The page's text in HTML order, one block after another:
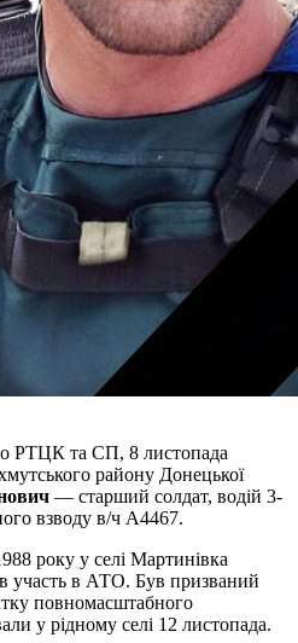
РТЦК та СП, 8 листопада
району Донецької
— старший солдат, водій 3-
взводу в/ч А4467.
року у селі Мартинівка
участь в АТО. Був призваний
повномасштабного
у рідному селі 12 листопада.